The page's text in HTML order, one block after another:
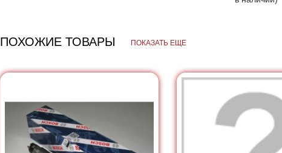
ПОХОЖИЕ ТОВАРЫ ПОКАЗАТЬ ЕЩЕ